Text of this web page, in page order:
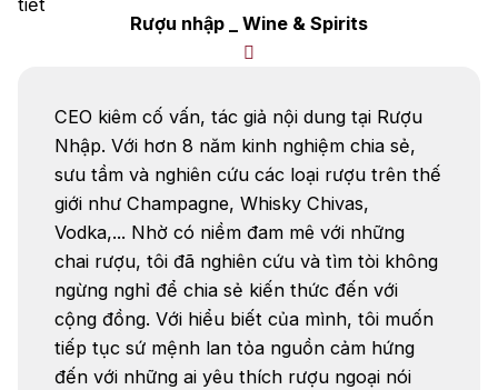
Rượu nhập _ Wine & Spirits
CEO kiêm cố vấn, tác giả nội dung tại Rượu
Nhập. Với hơn 8 năm kinh nghiệm chia sẻ,
sưu tầm và nghiên cứu các loại rượu trên thế
giới như Champagne, Whisky Chivas,
Vodka,... Nhờ có niềm đam mê với những
chai rượu, tôi đã nghiên cứu và tìm tòi không
ngừng nghỉ để chia sẻ kiến thức đến với
cộng đồng. Với hiểu biết của mình, tôi muốn
tiếp tục sứ mệnh lan tỏa nguồn cảm hứng
đến với những ai yêu thích rượu ngoại nói